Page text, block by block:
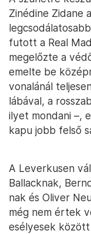
Zinédine Zidane
futott a Real
megelőzte a
emelte be
vonalánál
lábával, a
ilyet mondani –,
kapu jobb felső
A Leverkusen
Ballacknak,
nak és Oliver
még nem értek
esélyesek